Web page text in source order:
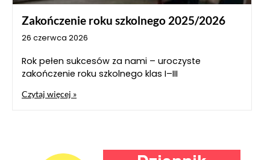
Zakończenie roku szkolnego 2025/2026
26 czerwca 2026
Rok pełen sukcesów za nami – uroczyste
zakończenie roku szkolnego klas I–III
Czytaj więcej »